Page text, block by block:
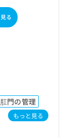
る
門の管理
もっと見る